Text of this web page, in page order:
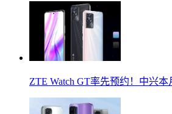
ZTE Watch GT率先预约！中兴本